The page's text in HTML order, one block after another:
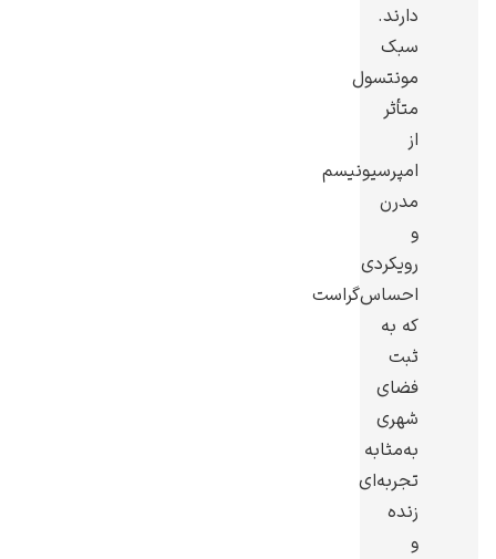
پل سزان
دارند.
سبک
مونتسول
متأثر
از
امپرسیونیسم
مدرن
و
رویکردی
احساس‌گراست
که به
ثبت
فضای
شهری
به‌مثابه
تجربه‌ای
زنده
و